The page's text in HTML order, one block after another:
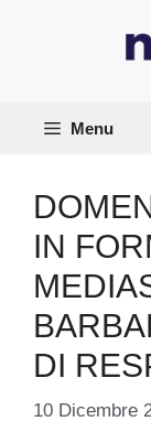
Menu
IN
DI
10 Dicembre